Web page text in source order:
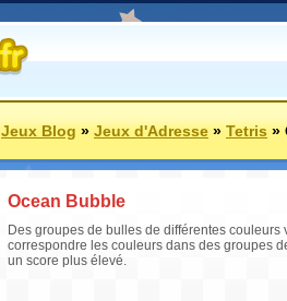
Jeux Blog»Jeux d'Adresse»Tetris»
Ocean Bubble
Des groupes de bulles de différentes couleurs
correspondre les couleurs dans des groupes
un score plus élevé.